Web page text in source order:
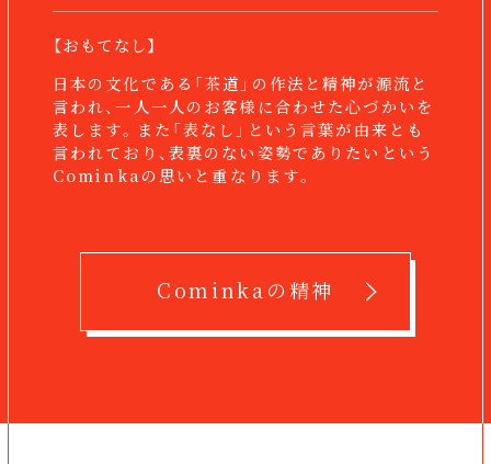
【おもてなし】
日本の文化である「茶道」の作法と精神が源流と
言われ、一人一人のお客様に合わせた心づかいを
表します。 また「表なし」という言葉が由来とも
言われており、 表裏のない姿勢でありたいという
Cominkaの思いと重なります。
Cominkaの精神